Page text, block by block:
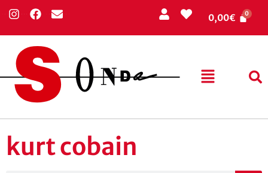
0,00€
kurt cobain